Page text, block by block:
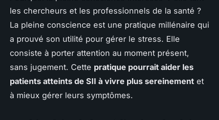
les chercheurs et les professionnels de la santé ?
La pleine conscience est une pratique millénaire qui
a prouvé son utilité pour gérer le stress. Elle
consiste à porter attention au moment présent,
sans jugement. Cette pratique pourrait aider les
patients atteints de SII à vivre plus sereinement et
à mieux gérer leurs symptômes.